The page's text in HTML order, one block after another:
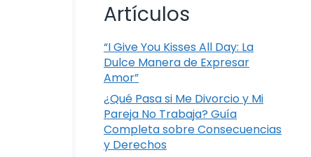
Artículos
“I Give You Kisses All Day: La
Dulce Manera de Expresar
Amor”
¿Qué Pasa si Me Divorcio y Mi
Pareja No Trabaja? Guía
Completa sobre Consecuencias
y Derechos